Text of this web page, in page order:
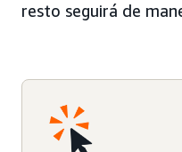
resto seguirá de